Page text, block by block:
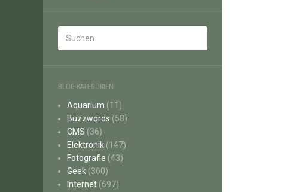
BLOG-KATEGORIEN
Aquarium (11)
Buzzwords (58)
CMS (36)
Elektronik (147)
Fotografie (43)
Geek (360)
Internet (697)